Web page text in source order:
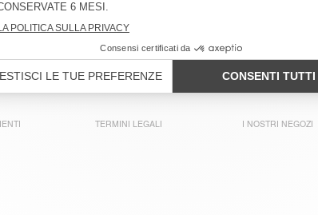
€ 115
-30% € 80,50
TERMINI LEGALI I NOSTRI NEGOZI